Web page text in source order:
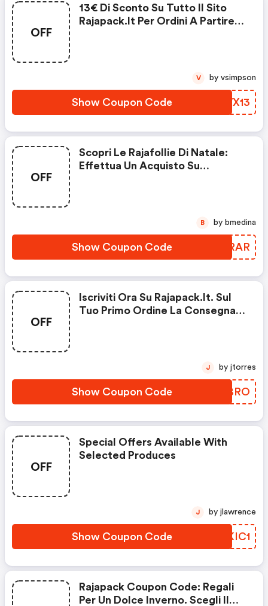
OFF
13€ Di Sconto Su Tutto Il Sito
Rajapack.it Per Ordini A Partire
Show Coupon Code OCWX13
V by vsimpson
OFF
Scopri Le Rajafollie Di Natale:
Effettua Un Acquisto Su
Ottenere Il Regalo Inserisci Il
Non È Cumulabile Con Altre Inizi
Show Coupon Code BWHRAR
B by bmedina
OFF
Iscriviti Ora Su Rajapack.it. Sul
Tuo Primo Ordine La Consegna
Show Coupon Code BBRBRO
J by jtorres
OFF
Special Offers Available With
Selected Produces
Show Coupon Code CEKIC1
J by jlawrence
Rajapack Coupon Code: Regali
Per Un Dolce Inverno. Scegli Il